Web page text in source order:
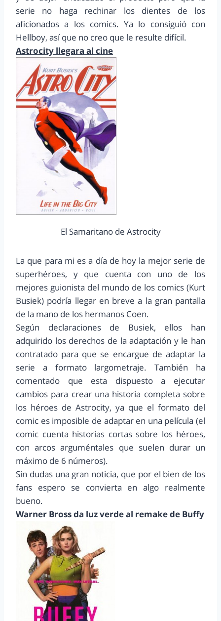
serie no haga rechinar los dientes de los
aficionados a los comics. Ya lo consiguió con
Hellboy, así que no creo que le resulte difícil.
Astrocity llegara al cine
El Samaritano de Astrocity
La que para mi es a día de hoy la mejor serie de
superhéroes, y que cuenta con uno de los
mejores guionista del mundo de los comics (Kurt
Busiek) podría llegar en breve a la gran pantalla
de la mano de los hermanos Coen.
Según declaraciones de Busiek, ellos han
adquirido los derechos de la adaptación y le han
contratado para que se encargue de adaptar la
serie a formato largometraje. También ha
comentado que esta dispuesto a ejecutar
cambios para crear una historia completa sobre
los héroes de Astrocity, ya que el formato del
comic es imposible de adaptar en una película (el
comic cuenta historias cortas sobre los héroes,
con arcos arguméntales que suelen durar un
máximo de 6 números).
Sin dudas una gran noticia, que por el bien de los
fans espero se convierta en algo realmente
bueno.
Warner Bross da luz verde al remake de Buffy